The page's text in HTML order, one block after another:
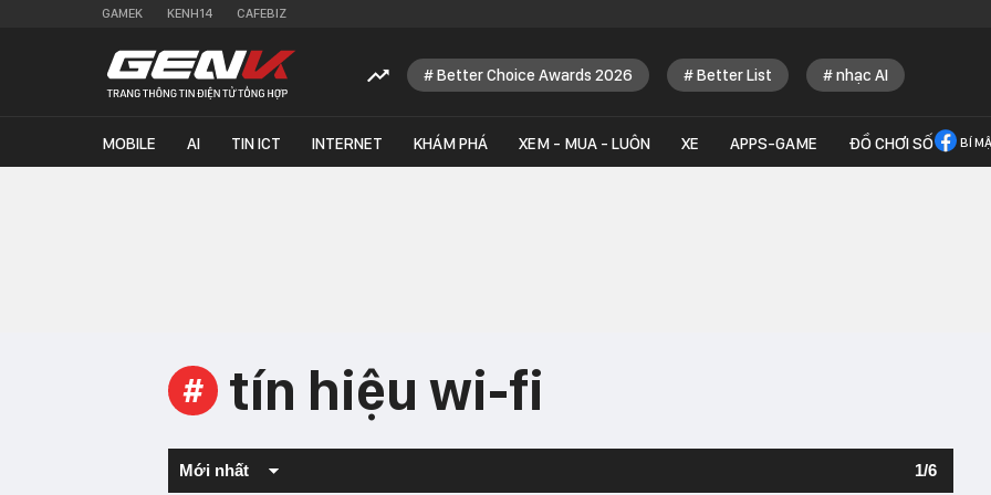
GAMEK KENH14 CAFEBIZ
Better Choice Awards 2026 Better List nhạc AI
MOBILE AI TIN ICT INTERNET KHÁM PHÁ XEM - MUA - LUÔN XE APPS-GAME ĐỒ CHƠI SỐ BÍ
# tín hiệu wi-fi
Mới nhất 1/6